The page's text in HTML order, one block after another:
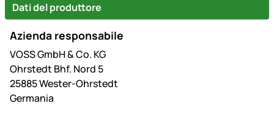
Dati del produttore
Azienda responsabile
VOSS GmbH & Co. KG
Ohrstedt Bhf. Nord 5
25885 Wester-Ohrstedt
Germania